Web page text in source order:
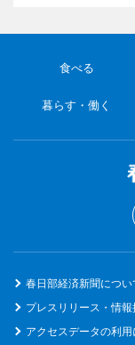
食べる
暮らす・働く
春日部経済新聞につい
プレスリリース・情
アクセスデータの利用